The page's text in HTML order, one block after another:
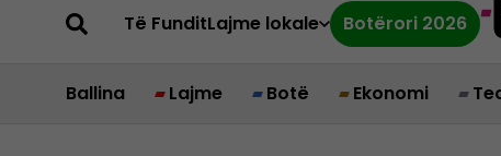
Të FunditLajme lokale Botërori 2026
Ballina Lajme Botë Ekonomi